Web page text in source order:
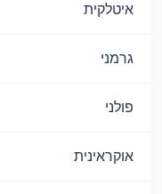
איטלקית
גרמני
פולני
אוקראינית